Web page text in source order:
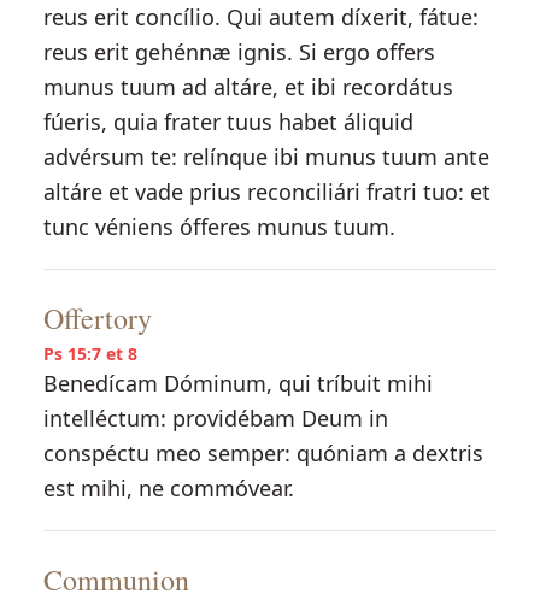
reus erit concílio. Qui autem díxerit, fátue:
reus erit gehénnæ ignis. Si ergo offers
munus tuum ad altáre, et ibi recordátus
fúeris, quia frater tuus habet áliquid
advérsum te: relínque ibi munus tuum ante
altáre et vade prius reconciliári fratri tuo: et
tunc véniens ófferes munus tuum.
Offertory
Ps 15:7 et 8
Benedícam Dóminum, qui tríbuit mihi
intelléctum: providébam Deum in
conspéctu meo semper: quóniam a dextris
est mihi, ne commóvear.
Communion